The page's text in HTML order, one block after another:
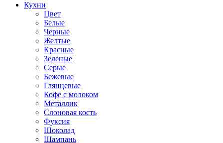
Кухни
Цвет
Белые
Черные
Желтые
Красные
Зеленые
Серые
Бежевые
Глянцевые
Кофе с молоком
Металлик
Слоновая кость
Фуксия
Шоколад
Шампань